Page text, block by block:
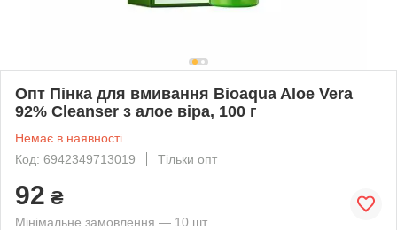
Опт Пінка для вмивання Bioaqua Aloe Vera
92% Cleanser з алое віра, 100 г
Немає в наявності
Код: 6942349713019
Тільки опт
92 ₴
Мінімальне замовлення — 10 шт.